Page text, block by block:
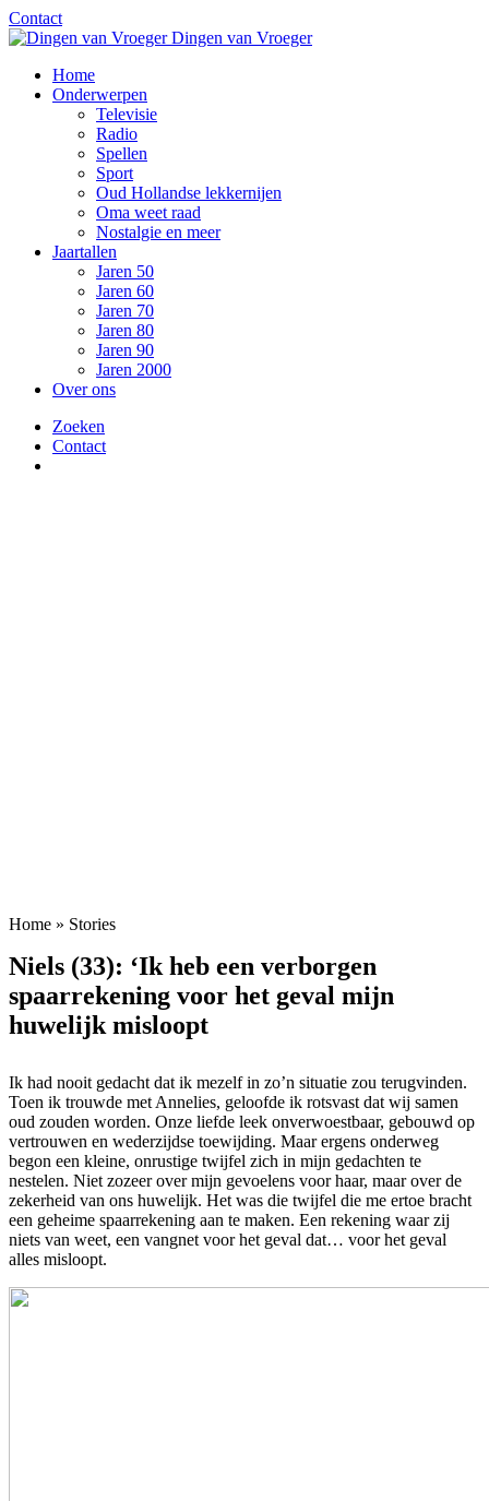
Contact
Dingen van Vroeger
Home
Onderwerpen
Televisie
Radio
Spellen
Sport
Oud Hollandse lekkernijen
Oma weet raad
Nostalgie en meer
Jaartallen
Jaren 50
Jaren 60
Jaren 70
Jaren 80
Jaren 90
Jaren 2000
Over ons
Zoeken
Contact
Home » Stories
Niels (33): ‘Ik heb een verborgen
spaarrekening voor het geval mijn
huwelijk misloopt
Ik had nooit gedacht dat ik mezelf in zo’n situatie zou terugvinden.
Toen ik trouwde met Annelies, geloofde ik rotsvast dat wij samen
oud zouden worden. Onze liefde leek onverwoestbaar, gebouwd op
vertrouwen en wederzijdse toewijding. Maar ergens onderweg
begon een kleine, onrustige twijfel zich in mijn gedachten te
nestelen. Niet zozeer over mijn gevoelens voor haar, maar over de
zekerheid van ons huwelijk. Het was die twijfel die me ertoe bracht
een geheime spaarrekening aan te maken. Een rekening waar zij
niets van weet, een vangnet voor het geval dat… voor het geval
alles misloopt.